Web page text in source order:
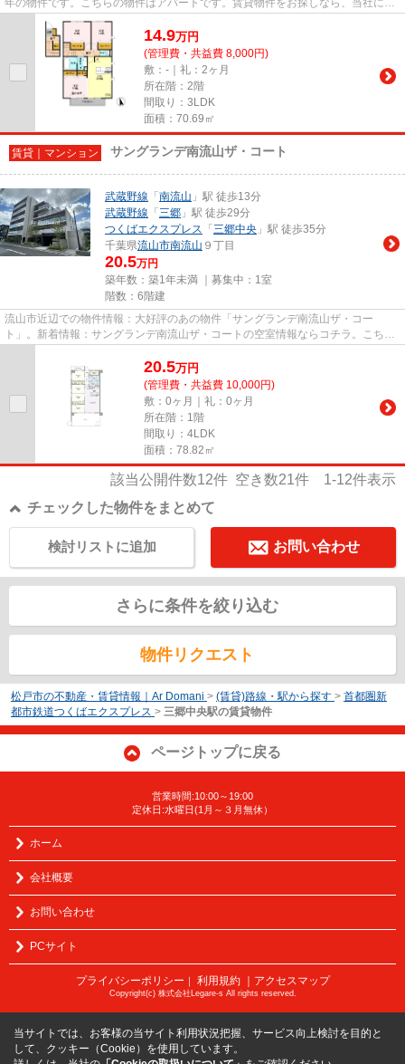
年の物件です。こちらの物件はアパートです。賃貸物件をお探しなら、当社にお
任せ下さい。こだわりやニー...
14.9万円
(管理費・共益費 8,000円)
敷：-｜礼：2ヶ月
所在階：2階
間取り：3LDK
面積：70.69㎡
賃貸｜マンション サングランデ南流山ザ・コート
武蔵野線 「 南流山 」駅 徒歩13分
武蔵野線 「 三郷 」駅 徒歩29分
つくばエクスプレス 「 三郷中央 」駅 徒歩35分
千葉県流山市南流山 ９丁目
20.5万円
築年数：築1年未満 ｜募集中： 1室
階数：6階建
流山市近辺での物件情報：大好評のあの物件「サングランデ南流山ザ・コー
ト」。新着情報：サングランデ南流山ザ・コートの空室情報ならコチラ。こちら
20.5万円
(管理費・共益費 10,000円)
敷：0ヶ月｜礼：0ヶ月
所在階：1階
間取り：4LDK
面積：78.82㎡
該当公開件数12件 空き数21件 1-12件表示
チェックした物件をまとめて
お問い合わせ
検討リストに追加
さらに条件を絞り込む
物件リクエスト
松戸市の不動産・賃貸情報｜Ar Domani > (賃貸)路線・駅から探す > 首都圏新
都市鉄道つくばエクスプレス > 三郷中央駅の賃貸物件
ページトップに戻る
営業時間:10:00～19:00
定休日:水曜日(1月～３月無休）
ホーム
会社概要
お問い合わせ
PCサイト
プライバシーポリシー ｜ 利用規約 ｜アクセスマップ
Copyright(c) 株式会社Legare-s All rights reserved.
当サイトでは、お客様の当サイト利用状況把握、サービス向上検討を目的と
して、クッキー（Cookie）を使用しています。